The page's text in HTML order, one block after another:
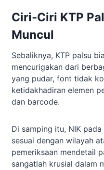
Ciri-Ciri KTP
Muncul
Sebaliknya, KTP palsu
mencurigakan dari
yang pudar, font tidak
ketidakhadiran elemen
dan barcode.
Di samping itu, NIK
sesuai dengan wilayah
pemeriksaan mendetail
sangatlah krusial dalam